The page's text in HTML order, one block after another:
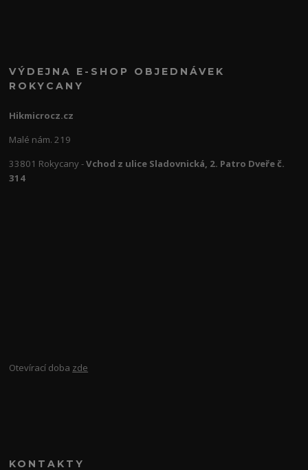
VÝDEJNA E-SHOP OBJEDNÁVEK
ROKYCANY
Hikmicrocz.cz
Malé nám. 219
33801 Rokycany -Vchod z ulice Sladovnická, 2. Patro Dveře č.
314
Otevírací doba zde
KONTAKTY